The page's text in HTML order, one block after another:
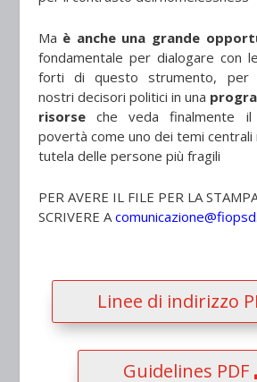
Ma è anche una grande
fondamentale per dialogare con
forti di questo strumento, per
nostri decisori politici in una
risorseche veda finalmente il
povertà come uno dei temi
tutela delle persone più fragili
PER AVERE IL FILE PER LA
SCRIVERE A
Linee di indirizzo
Guidelines PDF